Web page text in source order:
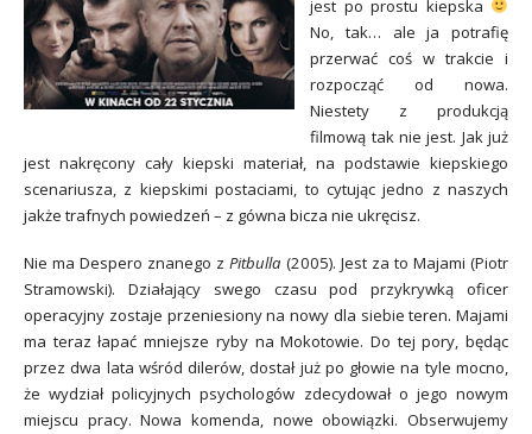
jest po prostu kiepska
No, tak… ale ja potrafię
przerwać coś w trakcie i
rozpocząć od nowa.
Niestety z produkcją
filmową tak nie jest. Jak już
jest nakręcony cały kiepski materiał, na podstawie kiepskiego
scenariusza, z kiepskimi postaciami, to cytując jedno z naszych
jakże trafnych powiedzeń – z gówna bicza nie ukręcisz.
Nie ma Despero znanego zPitbulla (2005). Jest za to Majami (Piotr
Stramowski). Działający swego czasu pod przykrywką oficer
operacyjny zostaje przeniesiony na nowy dla siebie teren. Majami
ma teraz łapać mniejsze ryby na Mokotowie. Do tej pory, będąc
przez dwa lata wśród dilerów, dostał już po głowie na tyle mocno,
że wydział policyjnych psychologów zdecydował o jego nowym
miejscu pracy. Nowa komenda, nowe obowiązki. Obserwujemy